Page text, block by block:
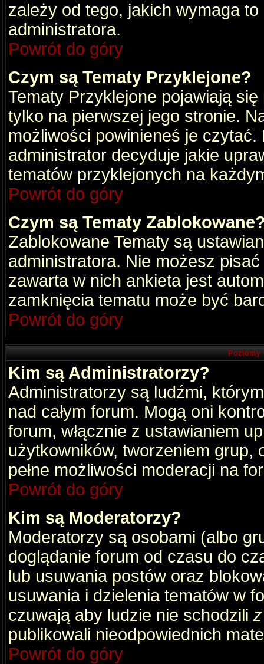
zależy od tego, jakich wymaga
administratora.
Powrót do góry
Czym są Tematy Przyklejone?
Tematy Przyklejone pojawiają
tylko na pierwszej jego stronie.
możliwości powinieneś je czytać.
administrator decyduje jakie
tematów przyklejonych na
Powrót do góry
Czym są Tematy
Zablokowane Tematy są
administratora. Nie możesz
zawarta w nich ankieta jest
zamknięcia tematu może być
Powrót do góry
Kim są Administratorzy?
Administratorzy są ludźmi,
nad całym forum. Mogą oni
forum, włącznie z ustawianiem
użytkowników, tworzeniem grup,
pełne możliwości moderacji na
Powrót do góry
Kim są Moderatorzy?
Moderatorzy są osobami (albo
doglądanie forum od czasu do
lub usuwania postów oraz
usuwania i dzielenia tematów w
czuwają aby ludzie nie schodzili
publikowali nieodpowiednich
Powrót do góry